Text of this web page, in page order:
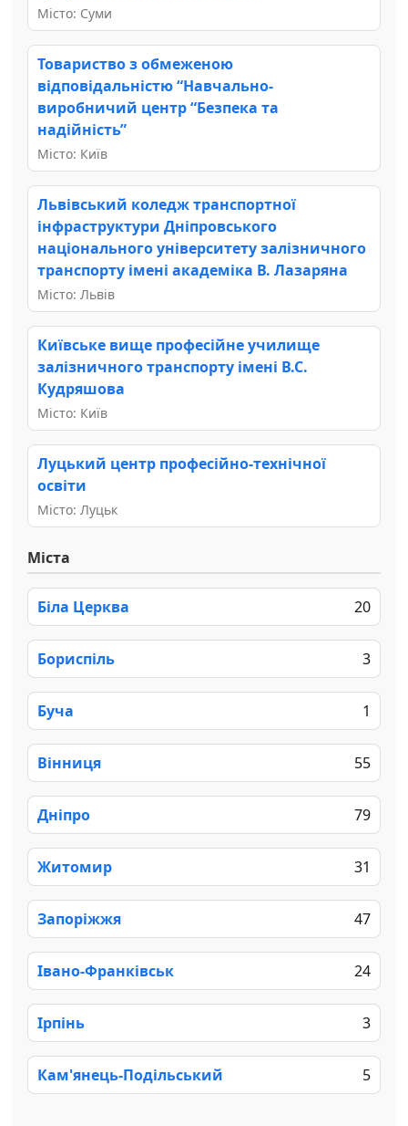
Місто: Суми
Товариство з обмеженою
відповідальністю “Навчально-
виробничий центр “Безпека та
надійність”
Місто: Київ
Львівський коледж транспортної
інфраструктури Дніпровського
національного університету залізничного
транспорту імені академіка В. Лазаряна
Місто: Львів
Київське вище професійне училище
залізничного транспорту імені В.С.
Кудряшова
Місто: Київ
Луцький центр професійно-технічної
освіти
Місто: Луцьк
Міста
Біла Церква 20
Бориспіль 3
Буча 1
Вінниця 55
Дніпро 79
Житомир 31
Запоріжжя 47
Івано-Франківськ 24
Ірпінь 3
Кам'янець-Подільський 5